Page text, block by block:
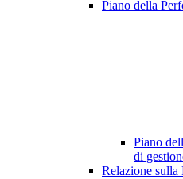
Piano della
Piano
di
Relazione sulla